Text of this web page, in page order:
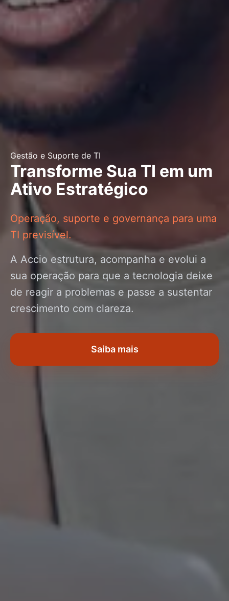
Gestão e Suporte de TI
Transforme Sua TI em um
Ativo Estratégico
Operação, suporte e governança para uma
TI previsível.
A Accio estrutura, acompanha e evolui a
sua operação para que a tecnologia deixe
de reagir a problemas e passe a sustentar
crescimento com clareza.
Saiba mais